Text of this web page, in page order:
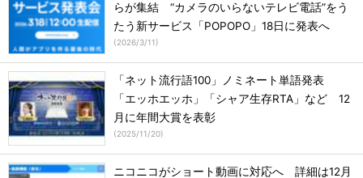
らが集結 “カメラのいらないテレビ電話”をう
たう新サービス「POPOPO」18日に発表へ
(2026/3/11)
「ネット流行語100」ノミネート単語発表
「エッホエッホ」「シャア生存RTA」など 12
月に年間大賞を表彰
(2025/11/20)
ニコニコがショート動画に対応へ 詳細は12月